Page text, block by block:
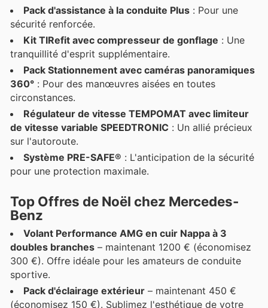
Pack d'assistance à la conduite Plus : Pour une
sécurité renforcée.
Kit TIRefit avec compresseur de gonflage : Une
tranquillité d'esprit supplémentaire.
Pack Stationnement avec caméras panoramiques
360° : Pour des manœuvres aisées en toutes
circonstances.
Régulateur de vitesse TEMPOMAT avec limiteur
de vitesse variable SPEEDTRONIC : Un allié précieux
sur l'autoroute.
Système PRE-SAFE® : L'anticipation de la sécurité
pour une protection maximale.
Top Offres de Noël chez Mercedes-
Benz
Volant Performance AMG en cuir Nappa à 3
doubles branches – maintenant 1200 € (économisez
300 €). Offre idéale pour les amateurs de conduite
sportive.
Pack d'éclairage extérieur – maintenant 450 €
(économisez 150 €). Sublimez l'esthétique de votre